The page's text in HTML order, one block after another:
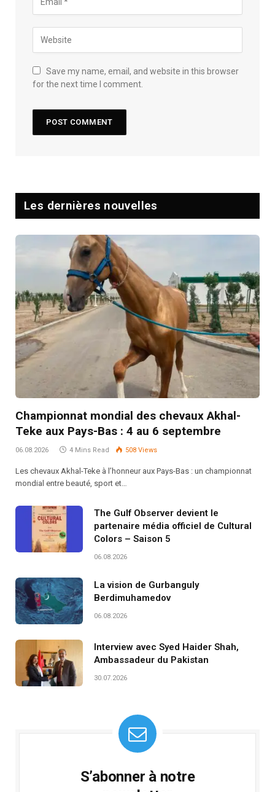
Save my name, email, and website in this browser
for the next time I comment.
Les dernières nouvelles
Championnat mondial des chevaux Akhal-
Teke aux Pays-Bas : 4 au 6 septembre
06.08.2026 4 Mins Read 508 Views
Les chevaux Akhal-Teke à l’honneur aux Pays-Bas : un championnat
mondial entre beauté, sport et…
The Gulf Observer devient le
partenaire média officiel de Cultural
Colors – Saison 5
06.08.2026
La vision de Gurbanguly
Berdimuhamedov
06.08.2026
Interview avec Syed Haider Shah,
Ambassadeur du Pakistan
30.07.2026
S’abonner à notre